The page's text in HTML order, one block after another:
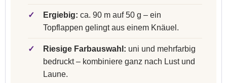
✓ Ergiebig: ca. 90 m auf 50 g – ein
Topflappen gelingt aus einem Knäuel.
✓ Riesige Farbauswahl: uni und mehrfarbig
bedruckt – kombiniere ganz nach Lust und
Laune.